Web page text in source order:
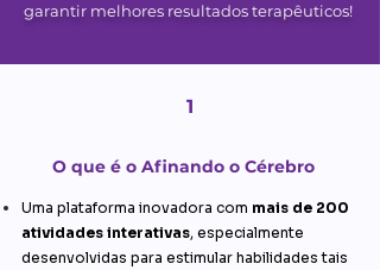
garantir melhores resultados terapêuticos!
1
O que é o Afinando o Cérebro
Uma plataforma inovadora com mais de 200
atividades interativas, especialmente
desenvolvidas para estimular habilidades tais